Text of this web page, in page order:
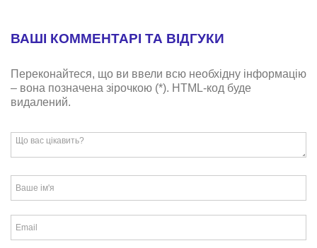
ВАШІ КОММЕНТАРІ ТА ВІДГУКИ
Переконайтеся, що ви ввели всю необхідну інформацію
– вона позначена зірочкою (*). HTML-код буде
видалений.